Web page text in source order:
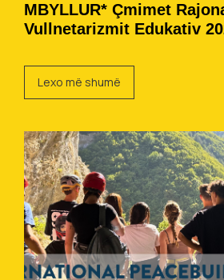
MBYLLUR* Çmimet
Vullnetarizmit Edukativ
Lexo më shumë